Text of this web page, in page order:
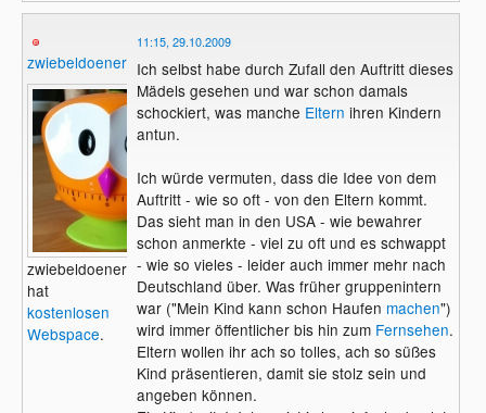
zwiebeldoener
zwiebeldoener
hat
kostenlosen
Webspace.
11:15, 29.10.2009
Ich selbst habe durch Zufall den Auftritt dieses
Mädels gesehen und war schon damals
schockiert, was manche Eltern ihren Kindern
antun.
Ich würde vermuten, dass die Idee von dem
Auftritt - wie so oft - von den Eltern kommt.
Das sieht man in den USA - wie bewahrer
schon anmerkte - viel zu oft und es schwappt
- wie so vieles - leider auch immer mehr nach
Deutschland über. Was früher gruppenintern
war ("Mein Kind kann schon Haufen machen")
wird immer öffentlicher bis hin zum Fernsehen.
Eltern wollen ihr ach so tolles, ach so süßes
Kind präsentieren, damit sie stolz sein und
angeben können.